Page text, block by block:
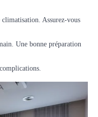
Assurez-vous
Une bonne préparation